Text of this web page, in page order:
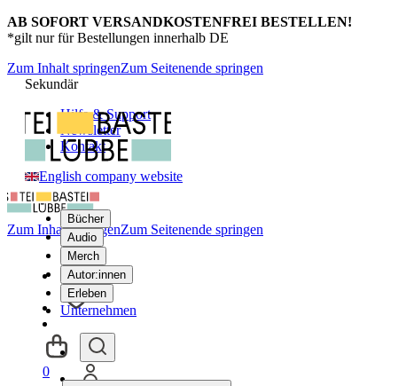
AB SOFORT VERSANDKOSTENFREI BESTELLEN!
*gilt nur für Bestellungen innerhalb DE
Zum Inhalt springenZum Seitenende springen
Sekundär
Hilfe & Support
Newsletter
Kontakt
English company website
Bücher
Audio
Merch
Autor:innen
Erleben
Unternehmen
Zum Inhalt springenZum Seitenende springen
0